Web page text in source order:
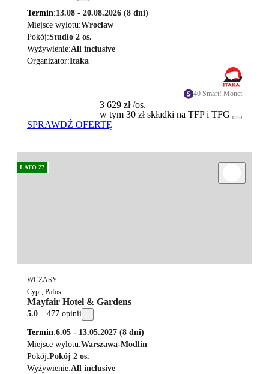
Termin 13.08 - 20.08.2026 (8 dni)
Miejsce wylotu Wrocław
Pokój Studio 2 os.
Wyżywienie All inclusive
Organizator Itaka
40 Smart! Monet
3 629 zł/os.
w tym 30 zł składki na TFP i TFG
SPRAWDŹ OFERTĘ
LATO 27
WCZASY
Cypr, Pafos
Mayfair Hotel & Gardens
5.0 477 opinii
Termin 6.05 - 13.05.2027 (8 dni)
Miejsce wylotu Warszawa-Modlin
Pokój Pokój 2 os.
Wyżywienie All inclusive